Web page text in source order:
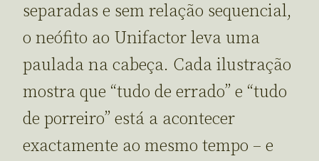
separadas e sem relação sequencial,
o neófito ao Unifactor leva uma
paulada na cabeça. Cada ilustração
mostra que “tudo de errado” e “tudo
de porreiro” está a acontecer
exactamente ao mesmo tempo – e